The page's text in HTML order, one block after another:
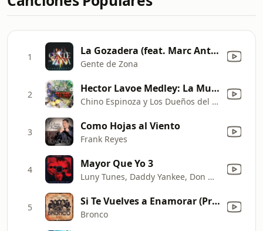
1 La Gozadera (feat. Marc Anthony)
Gente de Zona
2 Hector Lavoe Medley: La Murga / Ah, Ah, Oh No / Che Che Colé / Calle Luna, Calle Sol / El Cantante / Períodico De Ayer / Mi Gente (Salsa Mix)
Chino Espinoza y Los Dueños del Son
3 Como Hojas al Viento
Frank Reyes
4 Mayor Que Yo 3
Luny Tunes, Daddy Yankee, Don Omar & Wisin & Yandel
5 Si Te Vuelves a Enamorar (Primera Fila) [En Vivo]
Bronco